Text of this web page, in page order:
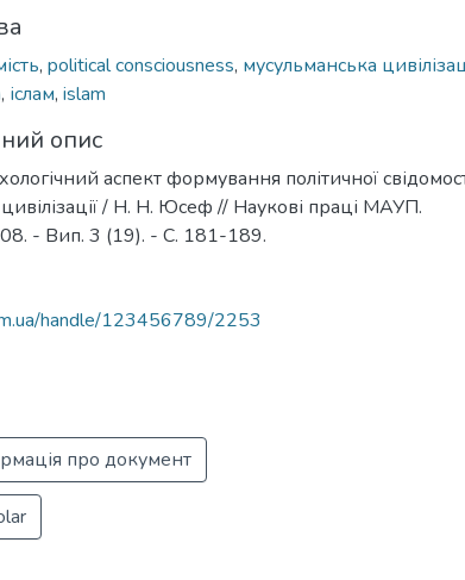
, political consciousness, мусульманська
, іслам, islam
опис
аспект формування політичної
/ Н. Н. Юсеф // Наукові праці МАУП.
- Вип. 3 (19). - С. 181-189.
handle/123456789/2253
про документ